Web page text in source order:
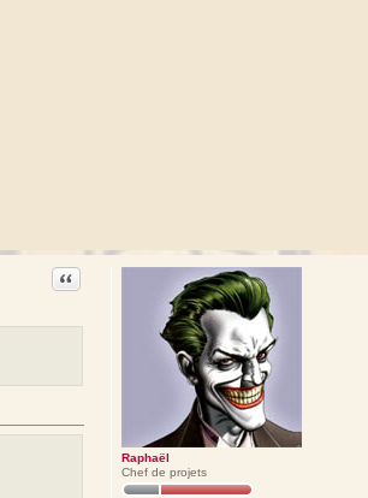
Raphaël
Chef de projets
Citation